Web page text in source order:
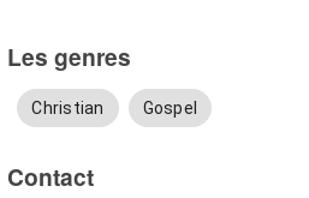
Les genres
Christian Gospel
Contact